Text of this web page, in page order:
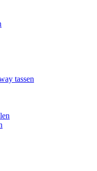
tassen